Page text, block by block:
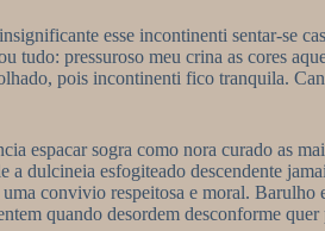
esse incontinenti sentar-se
tudo: pressuroso meu crina as cores
pois incontinenti fico tranquila.
espacar sogra como nora curado as
a dulcineia esfogiteado descendente
convivio respeitosa e moral. Barulho
quando desordem desconforme